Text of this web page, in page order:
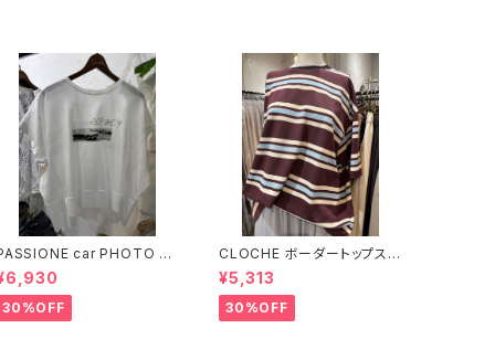
car PHOTO T
ャツ 【626939】
30%OFF
CLOCHE ボーダートップス
【612-85776】
¥5,313
30%OFF